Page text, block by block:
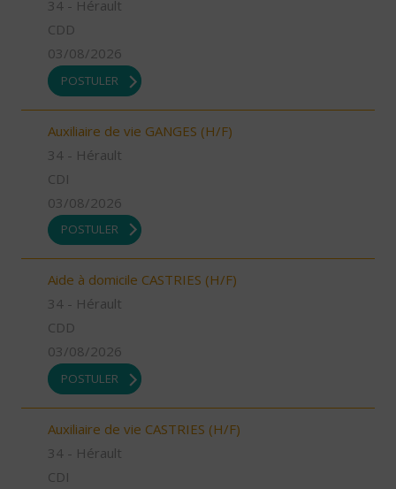
34 - Hérault
CDD
03/08/2026
POSTULER
Auxiliaire de vie GANGES (H/F)
34 - Hérault
CDI
03/08/2026
POSTULER
Aide à domicile CASTRIES (H/F)
34 - Hérault
CDD
03/08/2026
POSTULER
Auxiliaire de vie CASTRIES (H/F)
34 - Hérault
CDI